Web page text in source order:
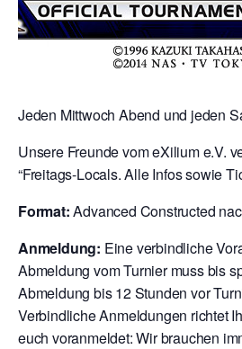
Jeden Mittwoch Abend und jeden
Unsere Freunde vom eXilium e.V.
“Freitags-Locals. Alle Infos sowie
Format:Advanced Constructed
Anmeldung: Eine verbindliche
Abmeldung vom Turnier muss bis
Abmeldung bis 12 Stunden vor
Verbindliche Anmeldungen richtet
euch voranmeldet: Wir brauchen